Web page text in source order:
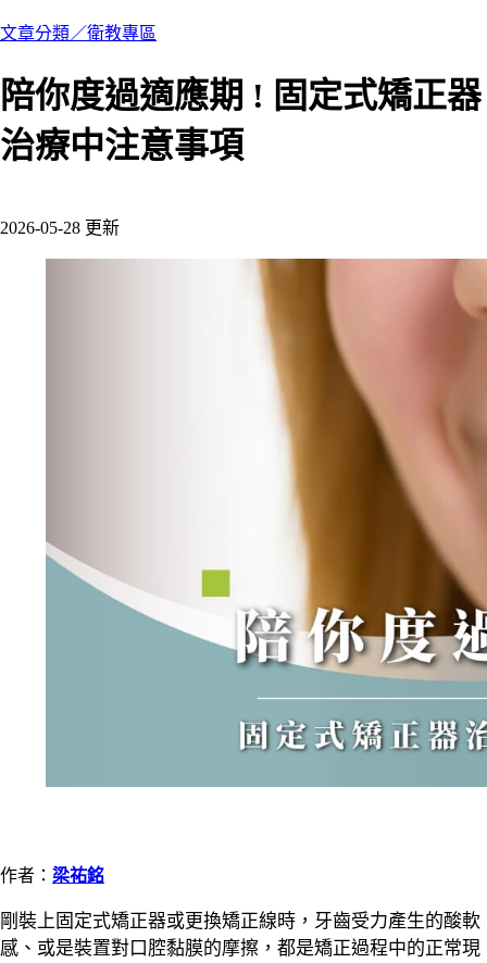
文章分類／衛教專區
陪你度過適應期 ! 固定式矯正器
治療中注意事項
2026-05-28 更新
作者： 梁祐銘
剛裝上固定式矯正器或更換矯正線時，牙齒受力產生的酸軟
感、或是裝置對口腔黏膜的摩擦，都是矯正過程中的正常現